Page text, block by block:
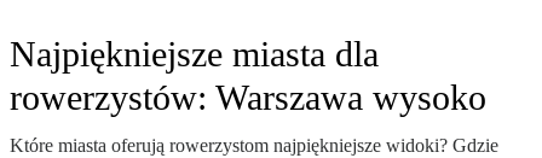
Najpiękniejsze miasta dla
rowerzystów: Warszawa wysoko
Które miasta oferują rowerzystom najpiękniejsze widoki? Gdzie